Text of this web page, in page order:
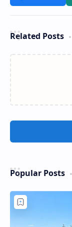
Related Posts
Popular Posts